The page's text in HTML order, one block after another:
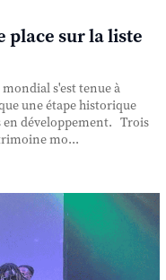
place sur la liste
s'est tenue à
une étape historique
en développement. Trois
mo...